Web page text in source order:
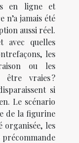
en ligne et
jamais été
aussi réel.
avec quelles
les
ou les
vraies ?
si
Le scénario
de la figurine
organisée, les